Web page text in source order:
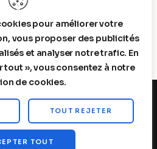
pour améliorer votre
vous proposer des publicités
et analyser notre trafic. En
tout », vous consentez à notre
de cookies.
TOUT REJETER
TOUT
Steelldy© 2026. All Rights Reserved.